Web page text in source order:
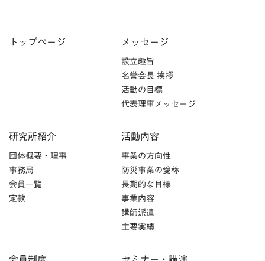
トップページ メッセージ
設立趣旨
名誉会長 挨拶
活動の目標
代表理事メッセージ
研究所紹介
団体概要・理事
事務局
会員一覧
定款
活動内容
事業の方向性
防災事業の愛称
長期的な目標
事業内容
講師派遣
主要実績